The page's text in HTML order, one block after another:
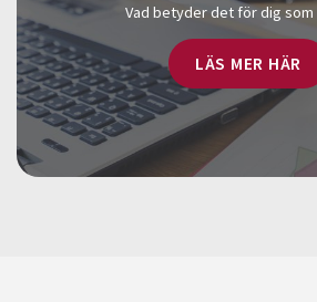
Vad betyder det för dig som
LÄS MER HÄR